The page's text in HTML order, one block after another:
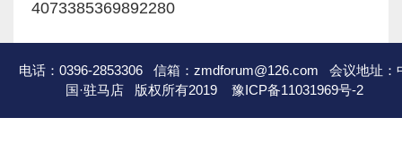
4073385369892280
电话：0396-2853306 信箱：zmdforum@126.com 会议地址：
国·驻马店 版权所有2019 豫ICP备11031969号-2